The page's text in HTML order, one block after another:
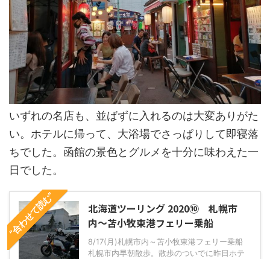
いずれの名店も、並ばずに入れるのは大変ありがた
い。ホテルに帰って、大浴場でさっぱりして即寝落
ちでした。函館の景色とグルメを十分に味わえた一
日でした。
”合わせて読む”
北海道ツーリング 2020⑩ 札幌市
内～苫小牧東港フェリー乗船
8/17(月)札幌市内～苫小牧東港フェリー乗船
札幌市内早朝散歩。散歩のついでに昨日ホテ